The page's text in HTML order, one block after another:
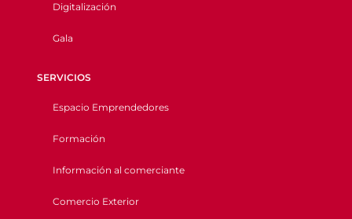
Digitalización
Gala
SERVICIOS
Espacio Emprendedores
Formación
Información al comerciante
Comercio Exterior